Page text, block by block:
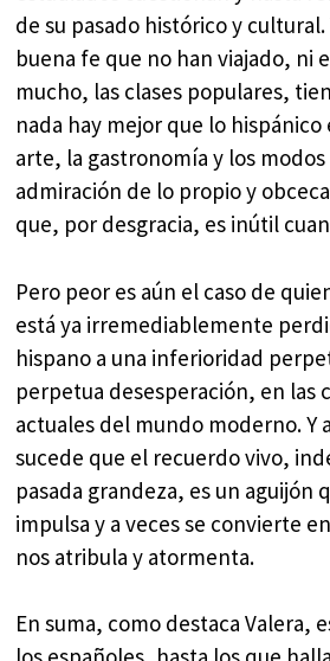
de su pasado histórico y cultural.
buena fe que no han viajado, ni
mucho, las clases populares,
nada hay mejor que lo hispánico
arte, la gastronomía y los
admiración de lo propio y
que, por desgracia, es inútil
Pero peor es aún el caso de
está ya irremediablemente
hispano a una inferioridad
perpetua desesperación, en las
actuales del mundo moderno. Y
sucede que el recuerdo vivo,
pasada grandeza, es un aguijón
impulsa y a veces se convierte
nos atribula y atormenta.
En suma, como destaca Valera,